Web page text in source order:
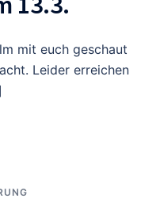
mit euch geschaut
Leider erreichen